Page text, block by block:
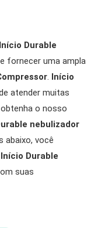
Início Durable
fornecer uma ampla
. Início
atender muitas
o nosso
nebulizador
abaixo, você
Início Durable
suas